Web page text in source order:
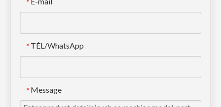
*
* TÉL/WhatsApp
* Message